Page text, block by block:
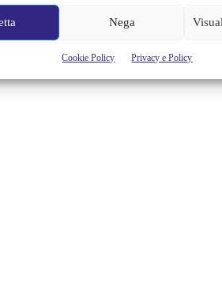
Nega
Cookie Policy Privacy e Policy
Chiaradia